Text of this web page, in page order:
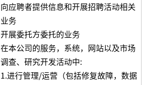
向应聘者提供信息和开展招聘活动相关
业务
开展委托方委托的业务
在本公司的服务，系统，网站以及市场
调查、研究开发活动中:
1.进行管理/运营（包括修复故障，数据